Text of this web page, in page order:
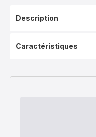
Description
Caractéristiques